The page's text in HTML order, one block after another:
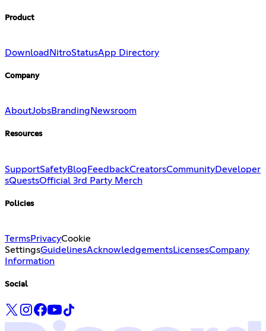
Product
Download NitroStatusApp Directory
Company
AboutJobsBranding Newsroom
Resources
SupportSafetyBlog FeedbackCreatorsCommunityDeveloper
sQuestsOfficial 3rd Party Merch
Policies
TermsPrivacyCookie
SettingsGuidelinesAcknowledgementsLicensesCompany
Information
Social